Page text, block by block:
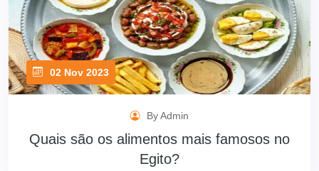
02 Nov 2023
By Admin
Quais são os alimentos mais famosos no
Egito?